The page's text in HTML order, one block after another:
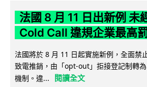
法國 8 月 11 日出新例 未
Cold Call 違規企業最高
法國將於 8 月 11 日起實施新例，全面禁
致電推銷，由「opt-out」拒接登記制轉
機制。違...
閱讀全文